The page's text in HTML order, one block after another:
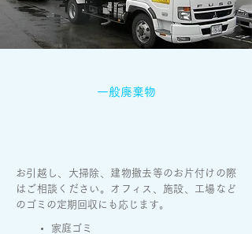
一般廃棄物
お引越し、大掃除、建物撤去等のお片付けの際
はご相談ください。オフィス、施設、工場など
のゴミの定期回収にも応じます。
家庭ゴミ